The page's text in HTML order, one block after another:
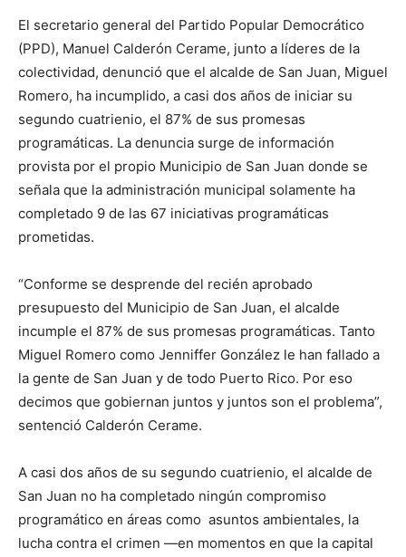
El secretario general del Partido Popular Democrático
(PPD), Manuel Calderón Cerame, junto a líderes de la
colectividad, denunció que el alcalde de San Juan, Miguel
Romero, ha incumplido, a casi dos años de iniciar su
segundo cuatrienio, el 87% de sus promesas
programáticas. La denuncia surge de información
provista por el propio Municipio de San Juan donde se
señala que la administración municipal solamente ha
completado 9 de las 67 iniciativas programáticas
prometidas.
“Conforme se desprende del recién aprobado
presupuesto del Municipio de San Juan, el alcalde
incumple el 87% de sus promesas programáticas. Tanto
Miguel Romero como Jenniffer González le han fallado a
la gente de San Juan y de todo Puerto Rico. Por eso
decimos que gobiernan juntos y juntos son el problema”,
sentenció Calderón Cerame.
A casi dos años de su segundo cuatrienio, el alcalde de
San Juan no ha completado ningún compromiso
programático en áreas como asuntos ambientales, la
lucha contra el crimen —en momentos en que la capital